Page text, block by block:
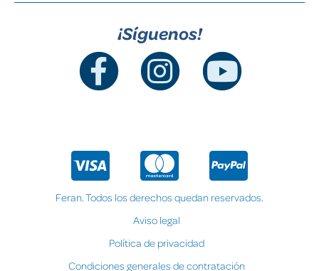
¡Síguenos!
Feran. Todos los derechos quedan reservados.
Aviso legal
Política de privacidad
Condiciones generales de contratación